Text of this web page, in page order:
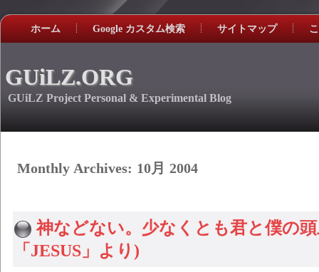
ホーム Google カスタム検索 サイトマップ
GUiLZ.ORG
GUiLZ Project Personal & Experimental Blog
Monthly Archives: 10月 2004
神などない。少なくとも君と僕の
「JESUS」より)